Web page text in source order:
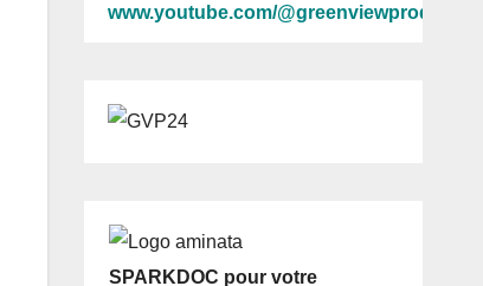
www.youtube.com/@greenviewprod
SPARKDOC pour votre